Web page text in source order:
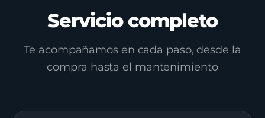
Servicio completo
Te acompañamos en cada paso, desde la
compra hasta el mantenimiento